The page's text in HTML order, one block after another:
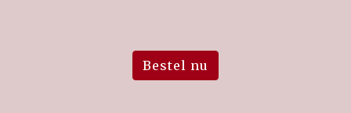
Bestel nu